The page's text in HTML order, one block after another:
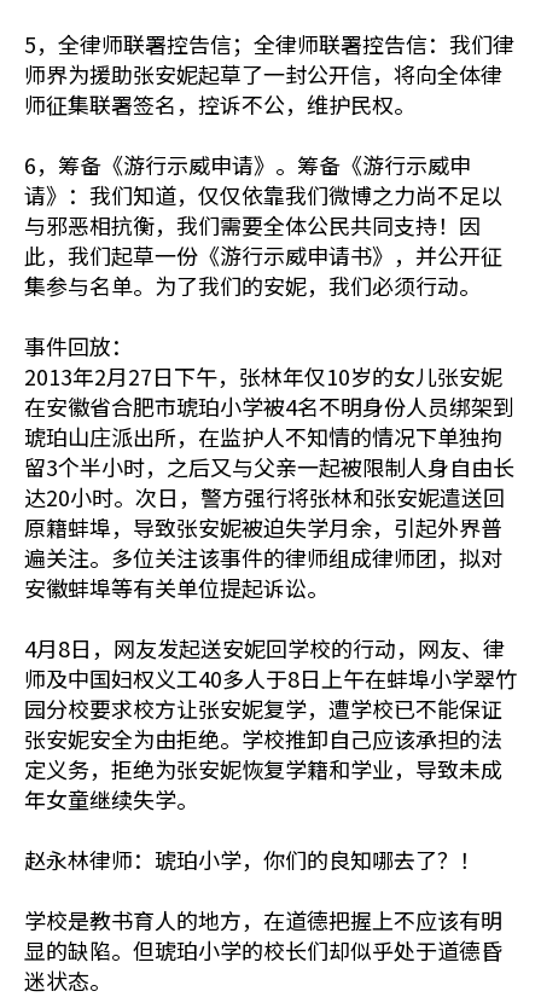
5，全律师联署控告信；全律师联署控告信：我们律
师界为援助张安妮起草了一封公开信，将向全体律
师征集联署签名，控诉不公，维护民权。
6，筹备《游行示威申请》。筹备《游行示威申
请》：我们知道，仅仅依靠我们微博之力尚不足以
与邪恶相抗衡，我们需要全体公民共同支持！因
此，我们起草一份《游行示威申请书》，并公开征
集参与名单。为了我们的安妮，我们必须行动。
事件回放：
2013年2月27日下午，张林年仅10岁的女儿张安妮
在安徽省合肥市琥珀小学被4名不明身份人员绑架到
琥珀山庄派出所，在监护人不知情的情况下单独拘
留3个半小时，之后又与父亲一起被限制人身自由长
达20小时。次日，警方强行将张林和张安妮遣送回
原籍蚌埠，导致张安妮被迫失学月余，引起外界普
遍关注。多位关注该事件的律师组成律师团，拟对
安徽蚌埠等有关单位提起诉讼。
4月8日，网友发起送安妮回学校的行动，网友、律
师及中国妇权义工40多人于8日上午在蚌埠小学翠竹
园分校要求校方让张安妮复学，遭学校已不能保证
张安妮安全为由拒绝。学校推卸自己应该承担的法
定义务，拒绝为张安妮恢复学籍和学业，导致未成
年女童继续失学。
赵永林律师：琥珀小学，你们的良知哪去了？！
学校是教书育人的地方，在道德把握上不应该有明
显的缺陷。但琥珀小学的校长们却似乎处于道德昏
迷状态。